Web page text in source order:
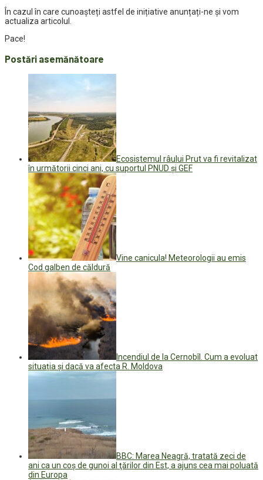
În cazul în care cunoașteți astfel de inițiative anunțați-ne și vom
actualiza articolul.
Pace!
Postări asemănătoare
Ecosistemul râului Prut va fi revitalizat
în următorii cinci ani, cu suportul PNUD și GEF
Vine canicula! Meteorologii au emis
Cod galben de căldură
Incendiul de la Cernobîl. Cum a evoluat
situația și dacă va afecta R. Moldova
BBC: Marea Neagră, tratată zeci de
ani ca un coş de gunoi al ţărilor din Est, a ajuns cea mai poluată
din Europa